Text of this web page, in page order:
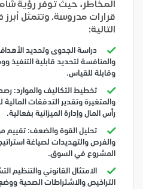
المخاطر، حيث توفر رؤية
قرارات مدروسة. وتتمثل
التالية:
دراسة الجدوى وتحديد
والمنافسة لتحديد قابلية التنفيذ
وقابلة للقياس.
تخطيط التكاليف والموارد:
رأس المال وإدارة الميزانية بفعالية.
تحليل القوة والضعف: تقييم
والفرص والتهديدات لصياغة
المشروع في السوق.
الامتثال القانوني والتنظيم
التراخيص والاشتراطات الصحية